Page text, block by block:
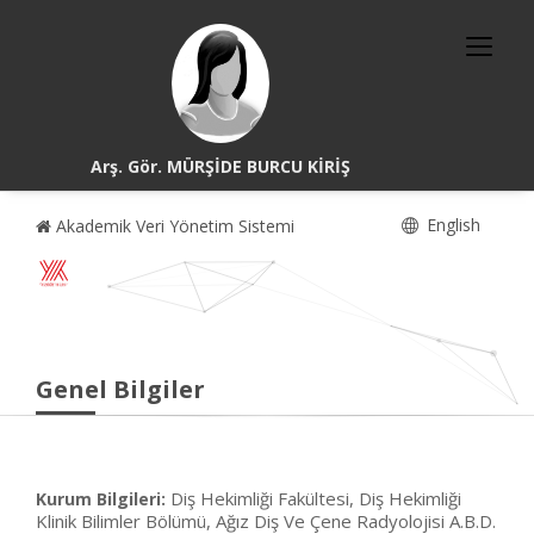
Arş. Gör. MÜRŞİDE BURCU KİRİŞ
Akademik Veri Yönetim Sistemi English
Genel Bilgiler
Kurum Bilgileri: Diş Hekimliği Fakültesi, Diş Hekimliği
Klinik Bilimler Bölümü, Ağız Diş Ve Çene Radyolojisi A.B.D.